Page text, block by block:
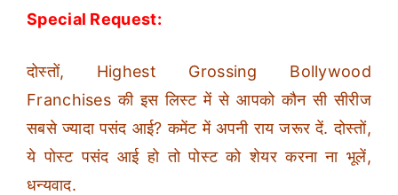
Special Request:
दोस्तों, Highest Grossing Bollywood
Franchises की इस लिस्ट में से आपको कौन सी सीरीज
सबसे ज्यादा पसंद आई? कमेंट में अपनी राय जरूर दें. दोस्तों,
ये पोस्ट पसंद आई हो तो पोस्ट को शेयर करना ना भूलें,
धन्यवाद.